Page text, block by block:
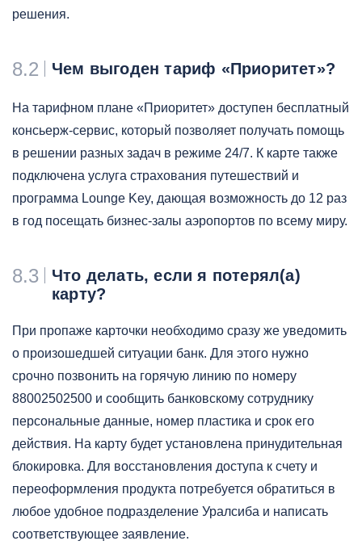
решения.
8.2 Чем выгоден тариф «Приоритет»?
На тарифном плане «Приоритет» доступен бесплатный
консьерж-сервис, который позволяет получать помощь
в решении разных задач в режиме 24/7. К карте также
подключена услуга страхования путешествий и
программа Lounge Key, дающая возможность до 12 раз
в год посещать бизнес-залы аэропортов по всему миру.
8.3
Что делать, если я потерял(а)
карту?
При пропаже карточки необходимо сразу же уведомить
о произошедшей ситуации банк. Для этого нужно
срочно позвонить на горячую линию по номеру
88002502500 и сообщить банковскому сотруднику
персональные данные, номер пластика и срок его
действия. На карту будет установлена принудительная
блокировка. Для восстановления доступа к счету и
переоформления продукта потребуется обратиться в
любое удобное подразделение Уралсиба и написать
соответствующее заявление.